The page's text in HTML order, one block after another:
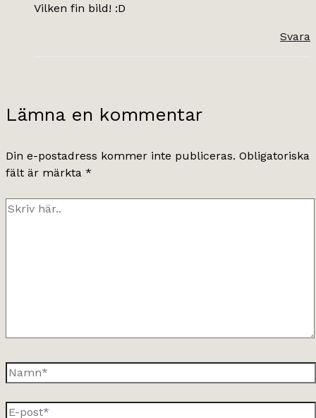
Vilken fin bild! :D
Svara
Lämna en kommentar
Din e-postadress kommer inte publiceras. Obligatoriska
fält är märkta *
Skriv
Namn*
E-